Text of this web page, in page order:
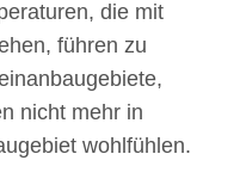
die mit
führen zu
nicht mehr in
wohlfühlen.